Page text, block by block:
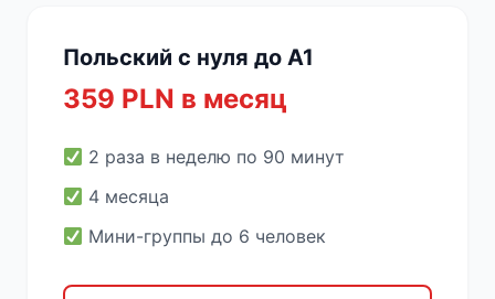
Польский с нуля до A1
359 PLN в месяц
2 раза в неделю по 90 минут
4 месяца
Мини-группы до 6 человек